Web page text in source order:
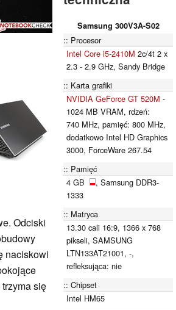
Odciski
naciskowi
się
Samsung 300V3A-S02
Procesor
Intel Core i5-2410M 2c/4t 2 x
2.3 - 2.9 GHz, Sandy Bridge
Karta grafiki
NVIDIA GeForce GT 520M -
1024 MB VRAM, rdzeń:
740 MHz, pamięć: 800 MHz,
dodatkowo Intel HD Graphics
3000, ForceWare 267.54
Pamięć
4 GB
, Samsung DDR3-
1333
Matryca
13.30 cali 16:9, 1366 x 768
pikseli, SAMSUNG
LTN133AT21001, -,
refleksująca: nie
Chipset
Intel HM65